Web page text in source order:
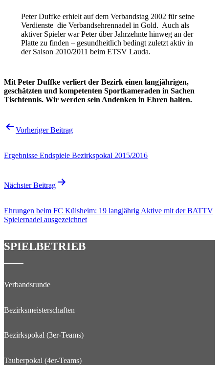
Peter Duffke erhielt auf dem Verbandstag 2002 für seine
Verdienste die Verbandsehrennadel in Gold. Auch als
aktiver Spieler war Peter über Jahrzehnte hinweg an der
Platte zu finden – gesundheitlich bedingt zuletzt aktiv in
der Saison 2010/2011 beim ETSV Lauda.
Mit Peter Duffke verliert der Bezirk einen langjährigen,
geschätzten und kompetenten Sportkameraden in Sachen
Tischtennis. Wir werden sein Andenken in Ehren halten.
Beitragsnavigation
Vorheriger Beitrag
Ergebnisse Endspiele Bezirkspokal 2015/2016
Nächster Beitrag
Ehrungen beim FC Külsheim: 19 langjährig Aktive mit der BATTV
Spielernadel ausgezeichnet
SPIELBETRIEB
Verbandsrunde
Bezirksmeisterschaften
Bezirkspokal (3er-Teams)
Tauberpokal (4er-Teams)